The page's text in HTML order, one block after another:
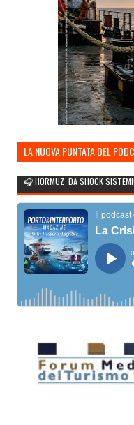
LA NUOVA PUNTATA DEL
🎧 HORMUZ: DA SHOCK